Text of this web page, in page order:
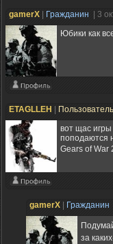
gamerX Гражданин
| 3
Юбики как
ETAGLLEH
вот щас
поподаются
Gears of
gamerX Гражданин
за